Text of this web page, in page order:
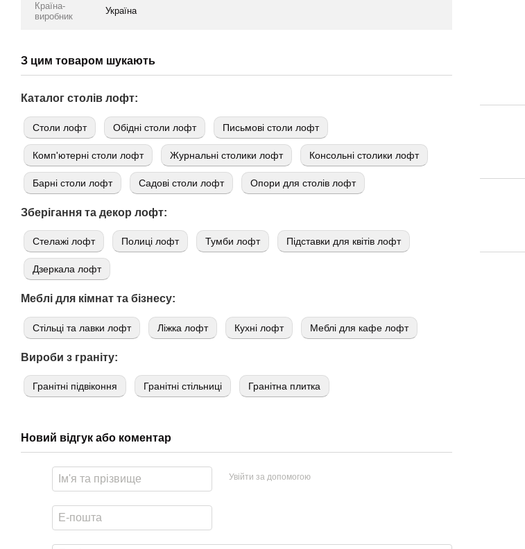
Країна-
виробник
Україна
З цим товаром шукають
Каталог столів лофт:
Cтоли лофт Обідні столи лофт Письмові столи лофт
Комп'ютерні столи лофт Журнальні столики лофт Консольні столики лофт
Барні столи лофт Садові столи лофт Опори для столів лофт
Зберігання та декор лофт:
Стелажі лофт Полиці лофт Тумби лофт Підставки для квітів лофт
Дзеркала лофт
Меблі для кімнат та бізнесу:
Стільці та лавки лофт Ліжка лофт Кухні лофт Меблі для кафе лофт
Вироби з граніту:
Гранітні підвіконня Гранітні стільниці Гранітна плитка
Новий відгук або коментар
Увійти за допомогою